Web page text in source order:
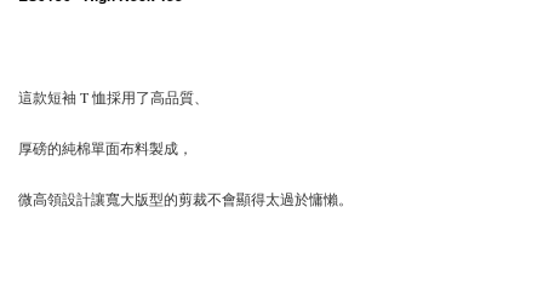
這款短袖 T 恤採用了高品質、
厚磅的純棉單面布料製成，
微高領設計讓寬大版型的剪裁不會顯得太過於慵懶。